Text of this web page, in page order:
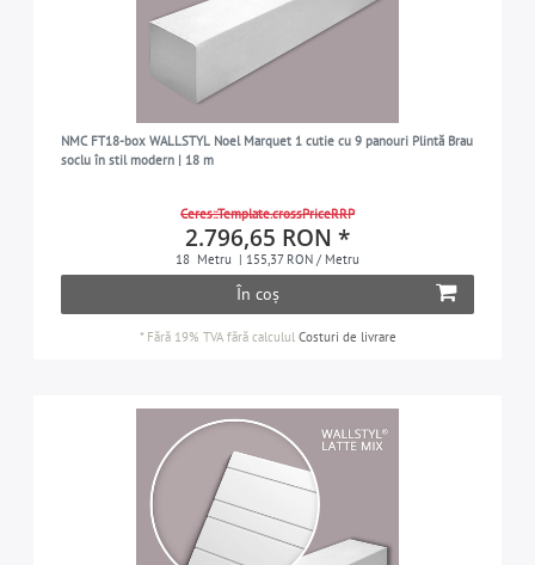
NMC FT18-box WALLSTYL Noel Marquet 1 cutie cu 9 panouri Plintă Brau
soclu în stil modern | 18 m
Ceres::Template.crossPriceRRP
2.796,65 RON *
18 Metru | 155,37 RON / Metru
În coș
* Fără 19% TVAfără calculul Costuri de livrare